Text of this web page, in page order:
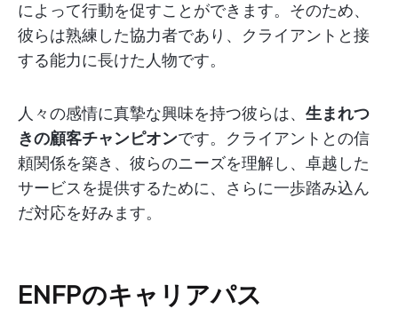
によって行動を促すことができます。そのため、
彼らは熟練した協力者であり、クライアントと接
する能力に長けた人物です。
人々の感情に真摯な興味を持つ彼らは、 生まれつ
きの顧客チャンピオンです。クライアントとの信
頼関係を築き、彼らのニーズを理解し、卓越した
サービスを提供するために、さらに一歩踏み込ん
だ対応を好みます。
ENFPのキャリアパス